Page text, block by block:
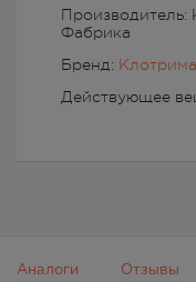
Производитель:
Фабрика
Бренд:
Действующее
Аналоги Отзывы